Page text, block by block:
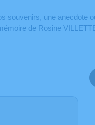
souvenirs, une anecdote
de Rosine